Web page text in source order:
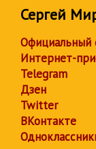
Сергей
Официальный
Интернет-
Telegram
Дзен
Twitter
ВКонтакте